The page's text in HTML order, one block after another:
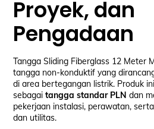
Proyek, dan
Pengadaan
Tangga Sliding Fiberglass 12 Meter
tangga non-konduktif yang
di area bertegangan listrik. Produk
sebagaitangga standar PLN dan
pekerjaan instalasi, perawatan,
dan utilitas.